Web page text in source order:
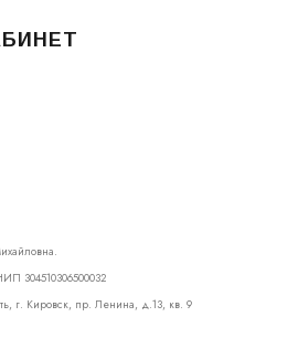
304510306500032
г. Кировск, пр. Ленина, д.13, кв. 9